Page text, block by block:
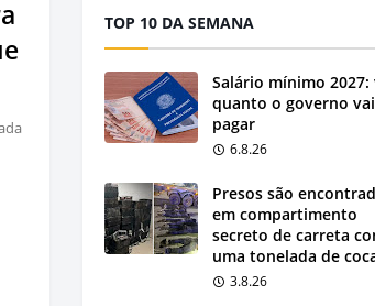
TOP 10 DA SEMANA
Salário mínimo 2027:
quanto o governo vai
pagar
6.8.26
Presos são
em compartimento
secreto de carreta
uma tonelada de
3.8.26